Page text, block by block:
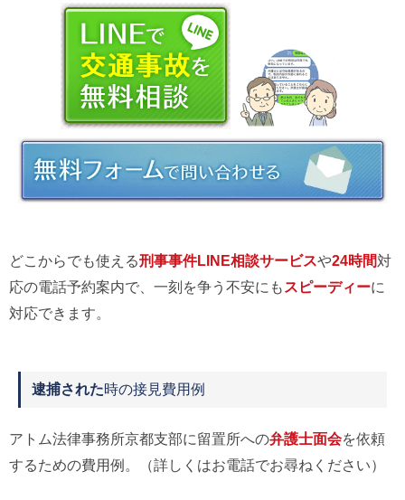
どこからでも使える刑事事件LINE相談サービスや24時間対
応の電話予約案内で、一刻を争う不安にも スピーディーに
対応できます。
逮捕された時の接見費用例
アトム法律事務所京都支部に留置所への弁護士面会を依頼
するための費用例。（詳しくはお電話でお尋ねください）